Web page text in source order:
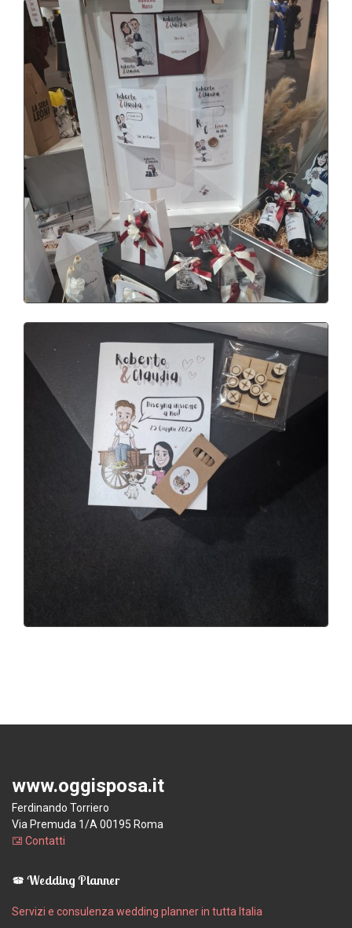
www.oggisposa.it
Ferdinando Torriero
Via Premuda 1/A 00195 Roma
Contatti
Wedding Planner
Servizi e consulenza wedding planner in tutta Italia